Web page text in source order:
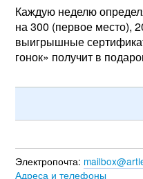
Каждую неделю
на 300 (первое место),
выигрышные
гонок» получит в
Электропочта:
Адреса и телефоны